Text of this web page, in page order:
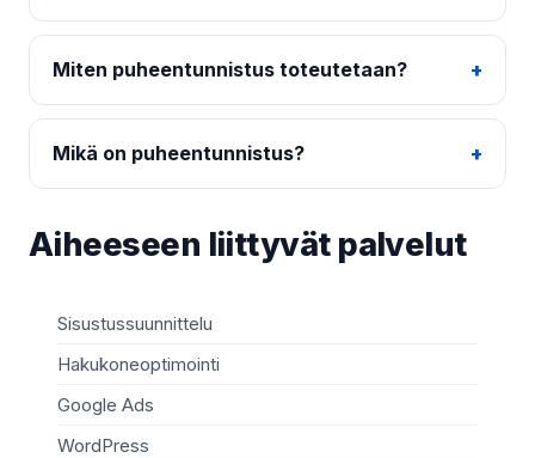
Miten puheentunnistus toteutetaan?
Mikä on puheentunnistus?
Aiheeseen liittyvät palvelut
Sisustussuunnittelu
Hakukoneoptimointi
Google Ads
WordPress